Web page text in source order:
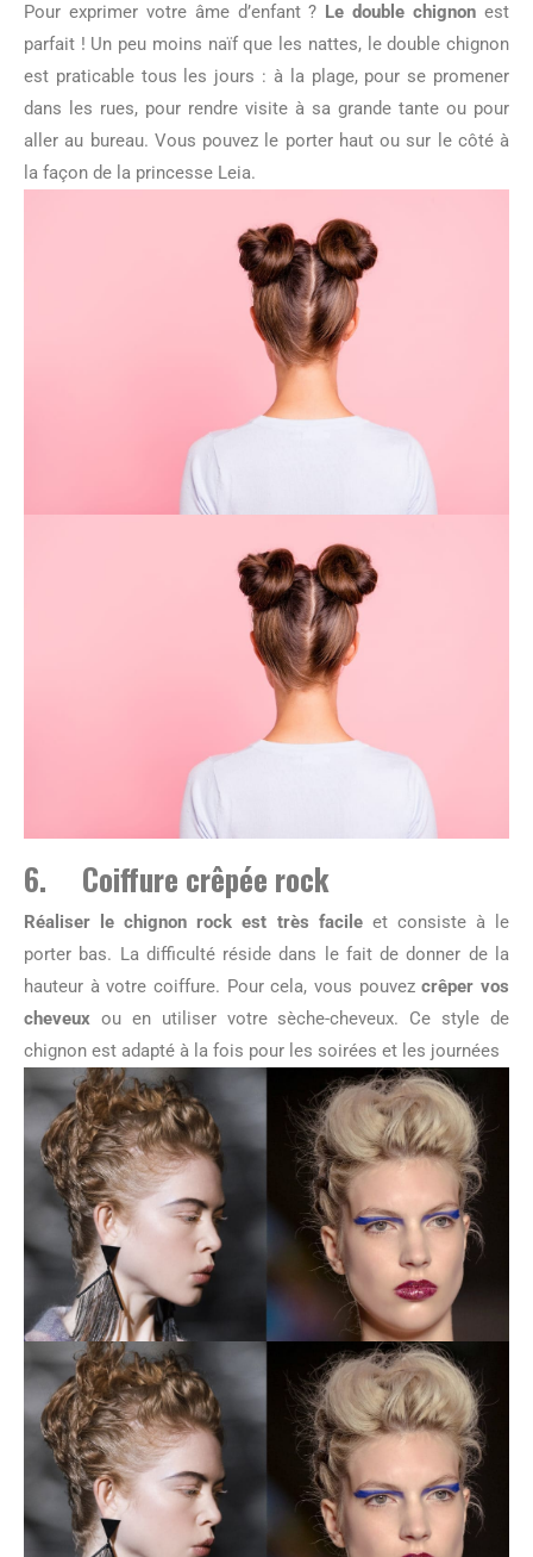
Pour exprimer votre âme d’enfant ? Le double chignon est
parfait ! Un peu moins naïf que les nattes, le double chignon
est praticable tous les jours : à la plage, pour se promener
dans les rues, pour rendre visite à sa grande tante ou pour
aller au bureau. Vous pouvez le porter haut ou sur le côté à
la façon de la princesse Leia.
6. Coiffure crêpée rock
Réaliser le chignon rock est très facileet consiste à le
porter bas. La difficulté réside dans le fait de donner de la
hauteur à votre coiffure. Pour cela, vous pouvezcrêper vos
cheveux ou en utiliser votre sèche-cheveux. Ce style de
chignon est adapté à la fois pour les soirées et les journées